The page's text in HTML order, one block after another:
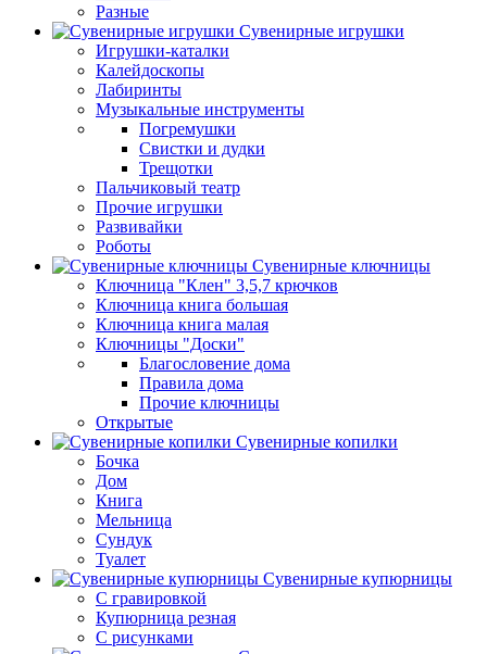
Разные
Сувенирные игрушки
Игрушки-каталки
Калейдоскопы
Лабиринты
Музыкальные инструменты
Погремушки
Свистки и дудки
Трещотки
Пальчиковый театр
Прочие игрушки
Развивайки
Роботы
Сувенирные ключницы
Ключница "Клен" 3,5,7 крючков
Ключница книга большая
Ключница книга малая
Ключницы "Доски"
Благословение дома
Правила дома
Прочие ключницы
Открытые
Сувенирные копилки
Бочка
Дом
Книга
Мельница
Сундук
Туалет
Сувенирные купюрницы
C гравировкой
Купюрница резная
С рисунками